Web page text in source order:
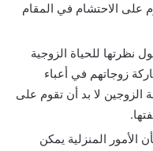
على الاحتشام في المقام
نظرتها للحياة الزوجية
زوجاتهم في أعباء
الزوجين لا بد أن تقوم على
الأمور المنزلية يمكن